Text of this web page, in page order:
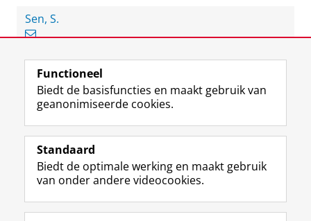
Sen, S.
View this page in:English
Volg de RUG
F
a
e
b
o
L
i
k
e
I
R
S
-
f
e
I
n
t
r
Y
o
T
e
Studiekiezers
Functioneel
Biedt de basisfuncties en maakt gebruik van
geanonimiseerde cookies.
Standaard
Biedt de optimale werking en maakt gebruik
van onder andere videocookies.